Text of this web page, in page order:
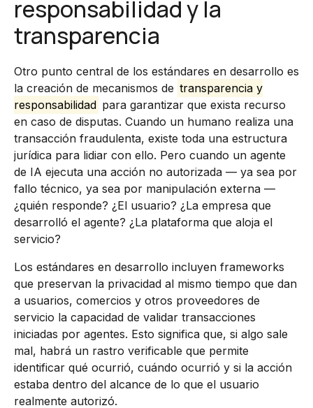
responsabilidad y la
transparencia
Otro punto central de los estándares en desarrollo es
la creación de mecanismos de transparencia y
responsabilidad para garantizar que exista recurso
en caso de disputas. Cuando un humano realiza una
transacción fraudulenta, existe toda una estructura
jurídica para lidiar con ello. Pero cuando un agente
de IA ejecuta una acción no autorizada — ya sea por
fallo técnico, ya sea por manipulación externa —
¿quién responde? ¿El usuario? ¿La empresa que
desarrolló el agente? ¿La plataforma que aloja el
servicio?
Los estándares en desarrollo incluyen frameworks
que preservan la privacidad al mismo tiempo que dan
a usuarios, comercios y otros proveedores de
servicio la capacidad de validar transacciones
iniciadas por agentes. Esto significa que, si algo sale
mal, habrá un rastro verificable que permite
identificar qué ocurrió, cuándo ocurrió y si la acción
estaba dentro del alcance de lo que el usuario
realmente autorizó.